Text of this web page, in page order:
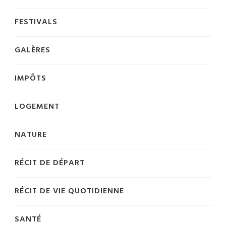
FESTIVALS
GALÈRES
IMPÔTS
LOGEMENT
NATURE
RÉCIT DE DÉPART
RÉCIT DE VIE QUOTIDIENNE
SANTÉ